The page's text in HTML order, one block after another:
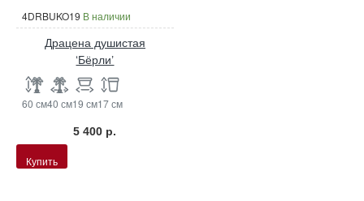
4DRBUKO19 В наличии
Драцена душистая
‘Бёрли’
60 см40 см19 см17 см
5 400 р.
Купить